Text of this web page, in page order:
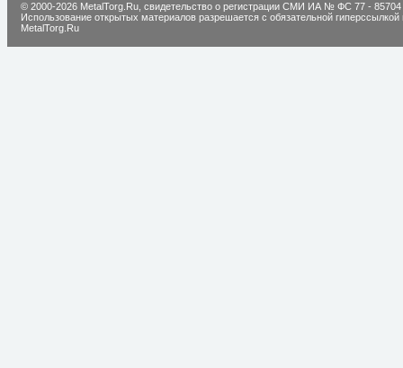
© 2000-2026 MetalTorg.Ru, cвидетельство о регистрации СМИ ИА № ФС 77 - 85704
Использование открытых материалов разрешается с обязательной гиперссылкой
MetalTorg.Ru